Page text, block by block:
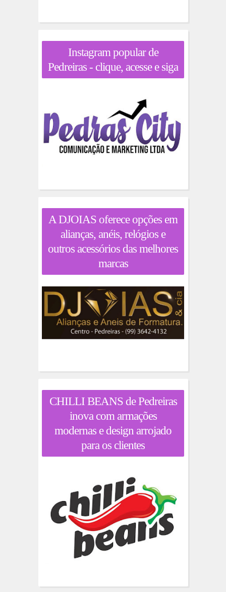
Instagram popular de
Pedreiras - clique, acesse e siga
A DJOIAS oferece opções em
alianças, anéis, relógios e
outros acessórios das melhores
marcas
CHILLI BEANS de Pedreiras
inova com armações
modernas e design arrojado
para os clientes